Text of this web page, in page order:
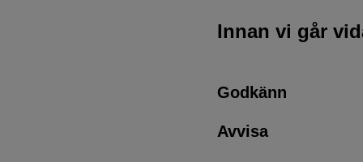
Innan vi går
Avvisa
Godkänn